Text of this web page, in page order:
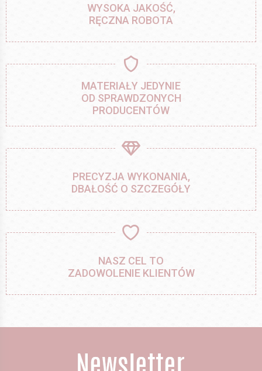
WYSOKA JAKOŚĆ,
RĘCZNA ROBOTA
MATERIAŁY JEDYNIE
OD SPRAWDZONYCH
PRODUCENTÓW
PRECYZJA WYKONANIA,
DBAŁOŚĆ O SZCZEGÓŁY
NASZ CEL TO
ZADOWOLENIE KLIENTÓW